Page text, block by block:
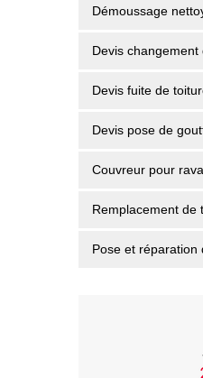
Démoussage
Devis changement
Devis fuite de
Devis pose de
Couvreur pour
Remplacement de
Pose et réparation